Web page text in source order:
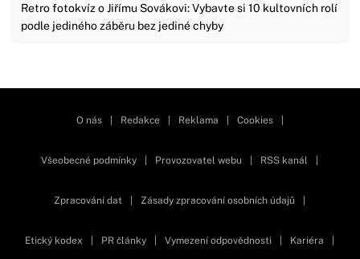
Retro fotokvíz o Jiřímu Sovákovi: Vybavte si 10 kultovních rolí
podle jediného záběru bez jediné chyby
O nás Redakce Reklama Cookies
Všeobecné podmínky Provozovatel webu RSS kanál
Zpracování dat Zásady zpracování osobních údajů
Etický kodex PR články Vymezení odpovědnosti Kariéra